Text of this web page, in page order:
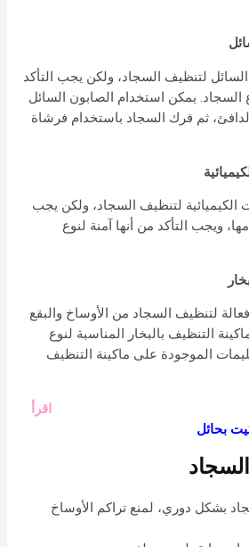
لتنظيف السجاد، ولكن يجب التأكد
السجاد. يمكن استخدام الصابون السائل
ثم فرك السجاد باستخدام فرشاة
الكيميائية لتنظيف السجاد، ولكن يجب
ويجب التأكد من أنها آمنة لنوع
لتنظيف السجاد من الأوساخ والبقع
التنظيف بالبخار المناسبة لنوع
الموجودة على ماكينة التنظيف
اقرأ
بحائل
بشكل دوري، لمنع تراكم الأوساخ